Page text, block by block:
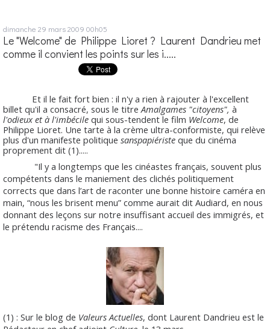
dimanche 29 mars 2009 00h05
Le "Welcome" de Philippe Lioret ? Laurent Dandrieu met
comme il convient les points sur les i.....
Et il le fait fort bien : il n'y a rien à rajouter à l'excellent
billet qu'il a consacré, sous le titreAmalgames "citoyens", à
l'odieux et à l'imbécile qui sous-tendent le film Welcome, de
Philippe Lioret. Une tarte à la crème ultra-conformiste, qui relève
plus d'un manifeste politique sanspapiériste que du cinéma
proprement dit (1).....
"Il y a longtemps que les cinéastes français, souvent plus
compétents dans le maniement des clichés politiquement
corrects que dans l’art de raconter une bonne histoire caméra en
main, “nous les brisent menu” comme aurait dit Audiard, en nous
donnant des leçons sur notre insuffisant accueil des immigrés, et
le prétendu racisme des Français....
(1) : Sur le blog de Valeurs Actuelles, dont Laurent Dandrieu est le